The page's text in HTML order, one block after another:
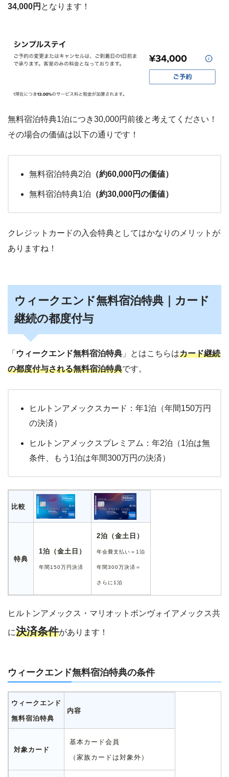
34,000円 となります！
無料宿泊特典1泊につき30,000円前後と考えてください！
その場合の価値は以下の通りです！
無料宿泊特典2泊 （約60,000円の価値）
無料宿泊特典1泊 （約30,000円の価値）
クレジットカードの入会特典としてはかなりのメリットが
ありますね！
ウィークエンド無料宿泊特典｜カード
継続の都度付与
「 ウィークエンド無料宿泊特典 」とはこちらはカード継続
の都度付与される無料宿泊特典です。
ヒルトンアメックスカード：年1泊（年間150万円
の決済）
ヒルトンアメックスプレミアム：年2泊（1泊は無
条件、もう1泊は年間300万円の決済）
比較
特典
1泊（金土日）
年間150万円決済
2泊（金土日）
年会費支払い＝1泊
年間300万決済＝
さらに1泊
ヒルトンアメックス・マリオットボンヴォイアメックス共
に決済条件があります！
ウィークエンド無料宿泊特典の条件
ウィークエンド
無料宿泊特典
内容
対象カード
基本カード会員
（家族カードは対象外）